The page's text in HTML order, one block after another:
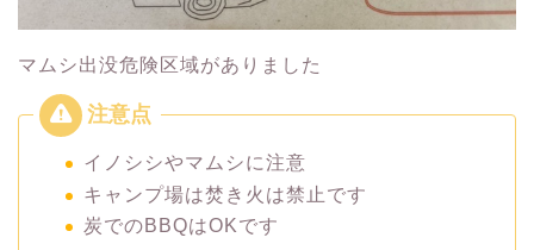
マムシ出没危険区域がありました
イノシシやマムシに注意
キャンプ場は焚き火は禁止です
炭でのBBQはOKです